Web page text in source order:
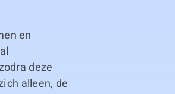
en
deze
alleen, de